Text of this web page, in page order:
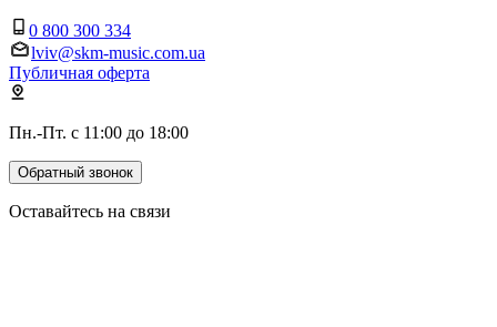
0 800 300 334
lviv@skm-music.com.ua
Публичная оферта
Пн.-Пт. с 11:00 до 18:00
Обратный звонок
Оставайтесь на связи